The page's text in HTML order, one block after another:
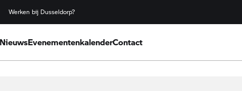
Werken bij Dusseldorp?
EvenementenkalenderContact